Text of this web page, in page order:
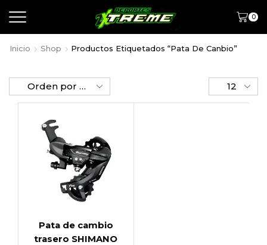
0
Inicio Shop Productos Etiquetados “pata De Canbio”
Pata de cambio
trasero SHIMANO